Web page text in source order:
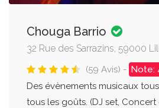
Chouga Barrio
32 Rue des Sarrazins, 59000
(59 Avis) - Note:
Des évènements musicaux
tous les goûts. (DJ set,